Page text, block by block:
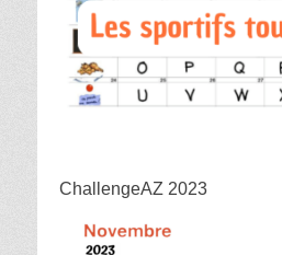
ChallengeAZ 2023